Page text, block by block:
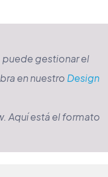
puede gestionar el
en nuestroDesign
Aquí está el formato